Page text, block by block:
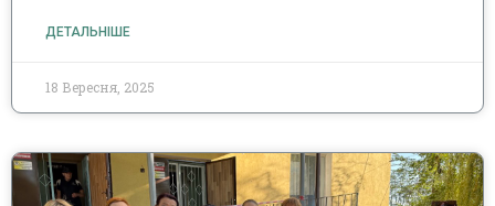
ДЕТАЛЬНІШЕ
18 Вересня, 2025